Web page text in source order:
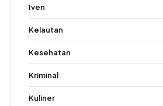
Iven
Kelautan
Kesehatan
Kriminal
Kuliner